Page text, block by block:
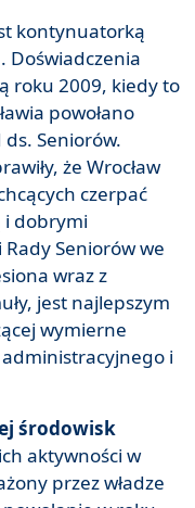
kontynuatorką
Doświadczenia
roku 2009, kiedy to
powołano
ds. Seniorów.
że Wrocław
czerpać
i dobrymi
Seniorów we
wraz z
jest najlepszym
wymierne
administracyjnego i
środowisk
aktywności w
przez władze